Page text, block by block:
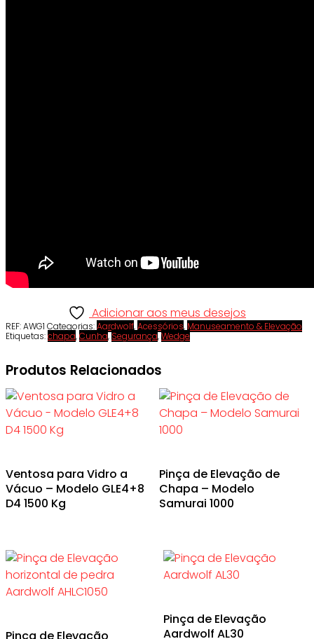
Adicionar aos meus desejos
REF:AWG1 Categorias:Aardwolf,Acessórios, Manuseamento & Elevação
Etiquetas:chapa,Cunha,Segurança,Wedge
Produtos Relacionados
Ventosa para Vidro a
Vácuo – Modelo GLE4+8
D4 1500 Kg
Pinça de Elevação de
Chapa – Modelo
Samurai 1000
Pinça de Elevação
Pinça de Elevação
Aardwolf AL30